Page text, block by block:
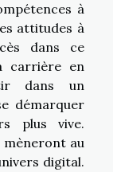
à
attitudes à
dans ce
carrière en
dans un
démarquer
plus vive.
mèneront au
digital.